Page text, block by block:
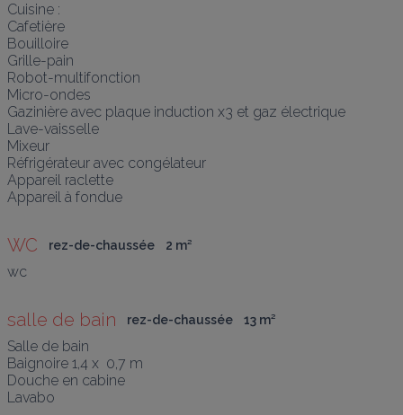
Cuisine :
Cafetière
Bouilloire
Grille-pain
Robot-multifonction
Micro-ondes
Gazinière avec plaque induction x3 et gaz électrique
Lave-vaisselle
Mixeur
Réfrigérateur avec congélateur
Appareil raclette
Appareil à fondue
WC rez-de-chaussée 2 m²
salle de bain rez-de-chaussée 13 m²
Salle de bain
Baignoire 1,4 x  0,7 m
Douche en cabine
Lavabo